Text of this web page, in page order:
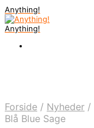
Anything!
Anything!
Forside / Nyheder /
Blå Blue Sage